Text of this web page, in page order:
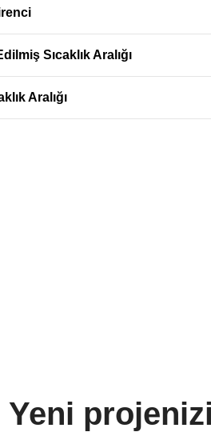
Sıcaklık Aralığı
Aralığı
Yeni